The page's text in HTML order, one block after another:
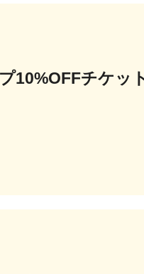
10%OFFチケッ